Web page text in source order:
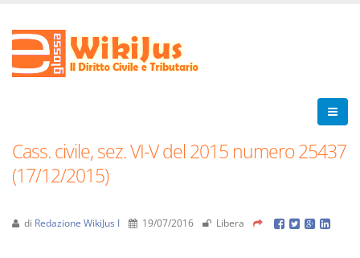
Cass. civile, sez. VI-V del 2015 numero 25437
(17/12/2015)
di Redazione WikiJus I 19/07/2016 Libera